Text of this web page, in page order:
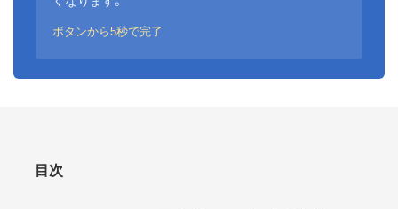
ボタンから5秒で完了
目次